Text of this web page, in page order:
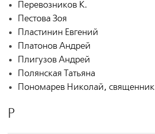
Перевозников К.
Пестова Зоя
Пластинин Евгений
Платонов Андрей
Плигузов Андрей
Полянская Татьяна
Пономарев Николай, священник
Р